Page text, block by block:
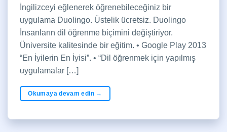
İngilizceyi eğlenerek öğrenebileceğiniz bir
uygulama Duolingo. Üstelik ücretsiz. Duolingo
İnsanların dil öğrenme biçimini değiştiriyor.
Üniversite kalitesinde bir eğitim. • Google Play 2013
“En İyilerin En İyisi”. • “Dil öğrenmek için yapılmış
uygulamalar […]
Okumaya devam edin →